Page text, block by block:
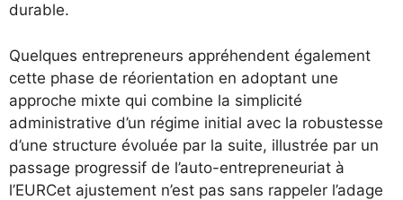
durable.
Quelques entrepreneurs appréhendent également
cette phase de réorientation en adoptant une
approche mixte qui combine la simplicité
administrative d’un régime initial avec la robustesse
d’une structure évoluée par la suite, illustrée par un
passage progressif de l’auto-entrepreneuriat à
l’EURCet ajustement n’est pas sans rappeler l’adage